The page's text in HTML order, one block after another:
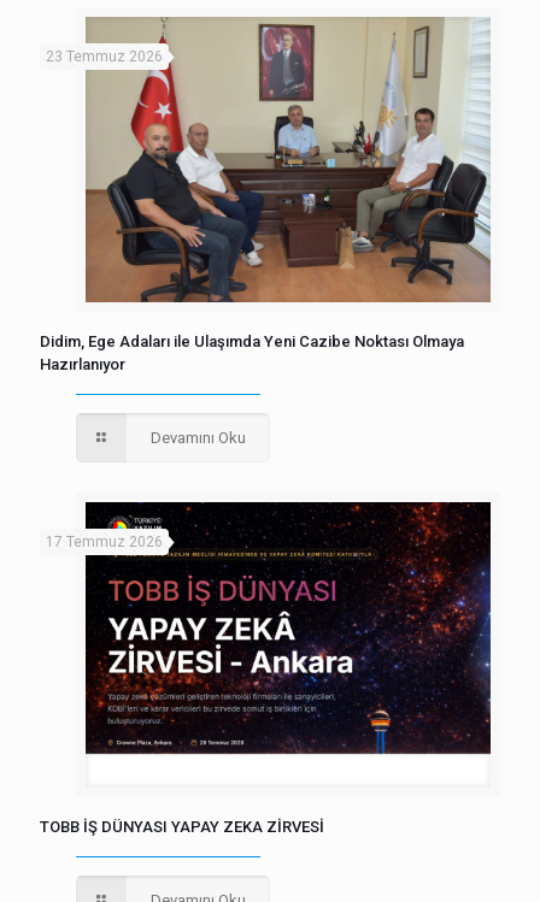
23 Temmuz 2026
Didim, Ege Adaları ile Ulaşımda Yeni Cazibe Noktası Olmaya
Hazırlanıyor
Devamını Oku
17 Temmuz 2026
TOBB İŞ DÜNYASI YAPAY ZEKA ZİRVESİ